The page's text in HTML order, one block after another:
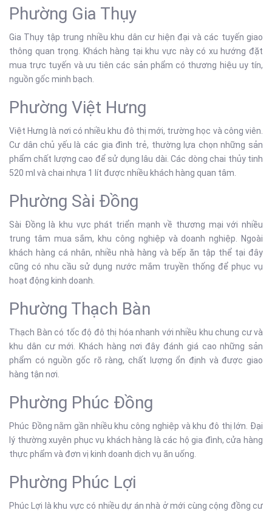
Phường Gia Thụy
Gia Thụy tập trung nhiều khu dân cư hiện đại và các tuyến giao
thông quan trọng. Khách hàng tại khu vực này có xu hướng đặt
mua trực tuyến và ưu tiên các sản phẩm có thương hiệu uy tín,
nguồn gốc minh bạch.
Phường Việt Hưng
Việt Hưng là nơi có nhiều khu đô thị mới, trường học và công viên.
Cư dân chủ yếu là các gia đình trẻ, thường lựa chọn những sản
phẩm chất lượng cao để sử dụng lâu dài. Các dòng chai thủy tinh
520 ml và chai nhựa 1 lít được nhiều khách hàng quan tâm.
Phường Sài Đồng
Sài Đồng là khu vực phát triển mạnh về thương mại với nhiều
trung tâm mua sắm, khu công nghiệp và doanh nghiệp. Ngoài
khách hàng cá nhân, nhiều nhà hàng và bếp ăn tập thể tại đây
cũng có nhu cầu sử dụng nước mắm truyền thống để phục vụ
hoạt động kinh doanh.
Phường Thạch Bàn
Thạch Bàn có tốc độ đô thị hóa nhanh với nhiều khu chung cư và
khu dân cư mới. Khách hàng nơi đây đánh giá cao những sản
phẩm có nguồn gốc rõ ràng, chất lượng ổn định và được giao
hàng tận nơi.
Phường Phúc Đồng
Phúc Đồng nằm gần nhiều khu công nghiệp và khu đô thị lớn. Đại
lý thường xuyên phục vụ khách hàng là các hộ gia đình, cửa hàng
thực phẩm và đơn vị kinh doanh dịch vụ ăn uống.
Phường Phúc Lợi
Phúc Lợi là khu vực có nhiều dự án nhà ở mới cùng cộng đồng cư